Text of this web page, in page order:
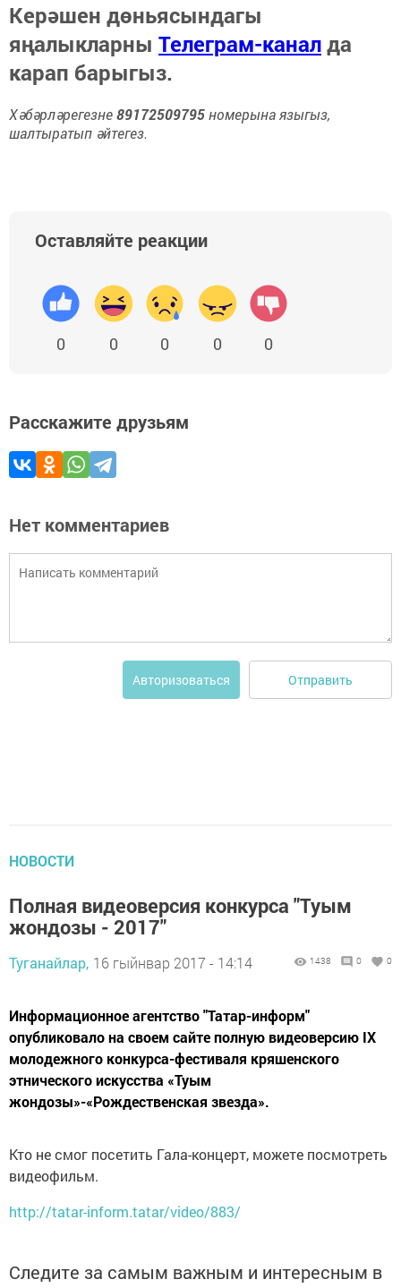
Керәшен дөньясындагы
яңалыкларны Телеграм-каналда
карап барыгыз.
Хәбәрләрегезне89172509795номерына языгыз,
шалтыратып әйтегез.
Оставляйте реакции
0 0 0 0 0
Расскажите друзьям
Нет комментариев
Авторизоваться Отправить
НОВОСТИ
Полная видеоверсия конкурса "Туым
жондозы - 2017"
Туганайлар, 16 гыйнвар 2017 - 14:14 1438 0 0
Информационное агентство "Татар-информ"
опубликовало на своем сайте полную видеоверсию IX
молодежного конкурса-фестиваля кряшенского
этнического искусства «Туым
жондозы»-«Рождественская звезда».
Кто не смог посетить Гала-концерт, можете посмотреть
видеофильм.
http://tatar-inform.tatar/video/883/
Следите за самым важным и интересным в